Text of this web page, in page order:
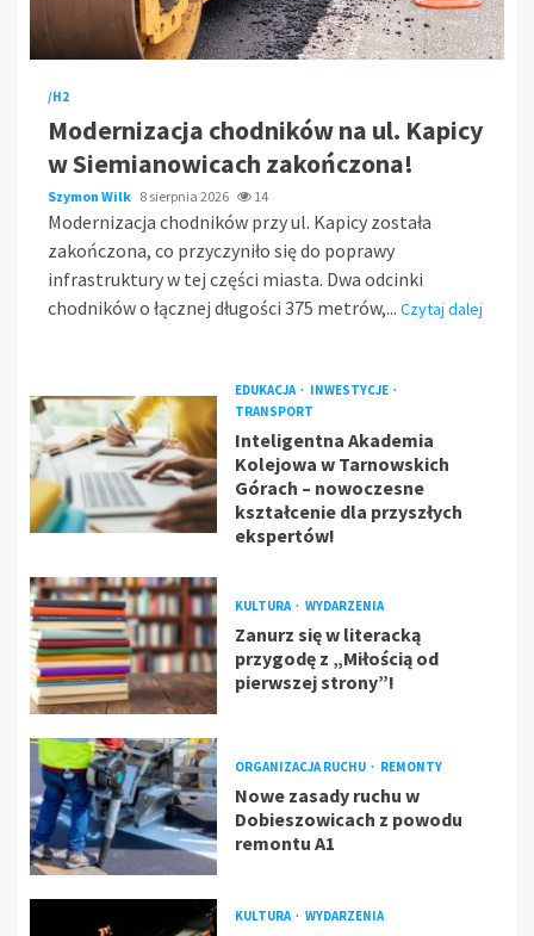
/H2
Modernizacja chodników na ul. Kapicy
w Siemianowicach zakończona!
Szymon Wilk 8 sierpnia 2026 14
Modernizacja chodników przy ul. Kapicy została
zakończona, co przyczyniło się do poprawy
infrastruktury w tej części miasta. Dwa odcinki
chodników o łącznej długości 375 metrów,... Czytaj dalej
EDUKACJA
INWESTYCJE
TRANSPORT
Inteligentna Akademia
Kolejowa w Tarnowskich
Górach – nowoczesne
kształcenie dla przyszłych
ekspertów!
KULTURA WYDARZENIA
Zanurz się w literacką
przygodę z „Miłością od
pierwszej strony”!
ORGANIZACJA RUCHU REMONTY
Nowe zasady ruchu w
Dobieszowicach z powodu
remontu A1
KULTURA WYDARZENIA